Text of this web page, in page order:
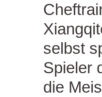
selbst
Spieler
die